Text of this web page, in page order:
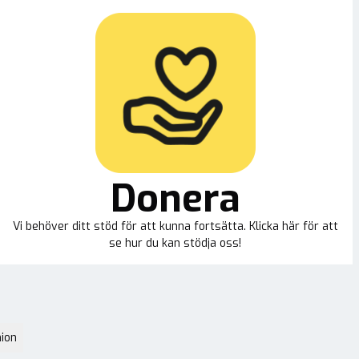
Donera
Vi behöver ditt stöd för att kunna fortsätta. Klicka här för att
se hur du kan stödja oss!